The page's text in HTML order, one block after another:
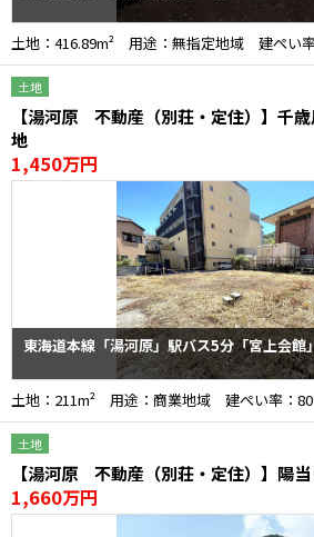
土地：416.89m² 用途：無指定地域 建ぺい
土地
【湯河原 不動産（別荘・定住）】千
地
1,450万円
東海道本線「湯河原」駅バス5分「宮上会館
土地：211m² 用途：商業地域 建ぺい率：
土地
【湯河原 不動産（別荘・定住）】陽
1,660万円